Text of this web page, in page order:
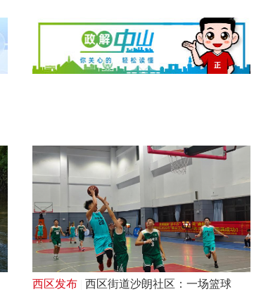
西区发布
西区街道沙朗社区：一场篮球